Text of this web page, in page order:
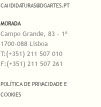
CANDIDATURAS@DGARTES.PT
MORADA
Campo Grande, 83 - 1º
1700-088 Lisboa
T:(+351) 211 507 010
F:(+351) 211 507 261
POLÍTICA DE PRIVACIDADE E
COOKIES